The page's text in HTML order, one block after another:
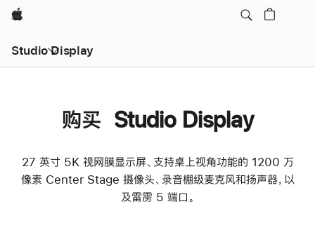
Apple
Studio Display
购买 Studio Display
27 英寸 5K 视网膜显示屏、支持桌上视角功能的 1200 万
像素 Center Stage 摄像头、录音棚级麦克风和扬声器，以
及雷雳 5 端口。